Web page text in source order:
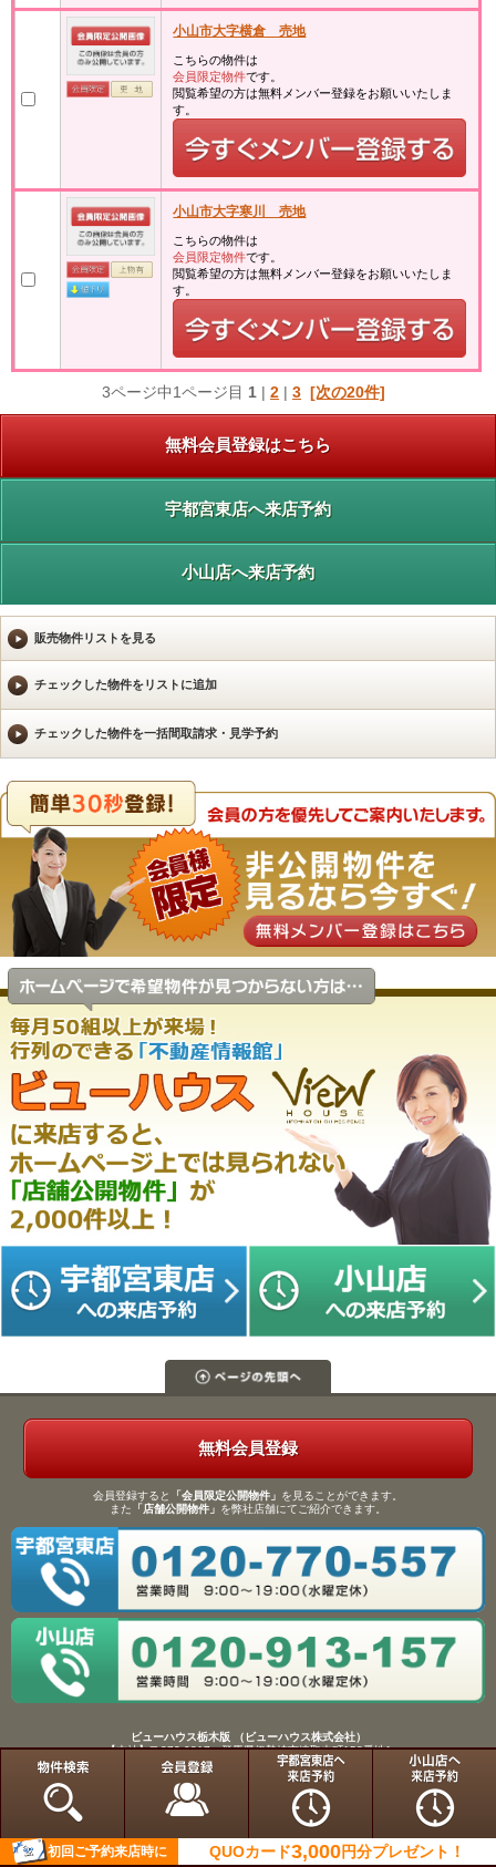
小山市大字横倉 売地
こちらの物件は
会員限定物件です。
閲覧希望の方は無料メンバー登録をお願いいたしま
す。
小山市大字寒川 売地
こちらの物件は
会員限定物件です。
閲覧希望の方は無料メンバー登録をお願いいたしま
す。
3ページ中1ページ目 1 | 2 | 3 [次の20件]
無料会員登録はこちら
宇都宮東店へ来店予約
小山店へ来店予約
販売物件リストを見る
無料会員登録
会員登録すると 「会員限定公開物件」 を見ることができます。
また 「店舗公開物件」 を弊社店舗にてご紹介できます。
ビューハウス栃木版 （ビューハウス株式会社）
【本社】〒372-0817 群馬県伊勢崎市連取本町158番地1
TEL：0270-61-9133／FAX：0270-61-9155
Copyright(C)View House(R)Inc.All Rights Reserved.
初回ご予約来店時に QUOカード3,000円分プレゼント！